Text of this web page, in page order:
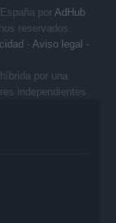
por AdHub
reservados.
- Aviso legal -
por una
independientes